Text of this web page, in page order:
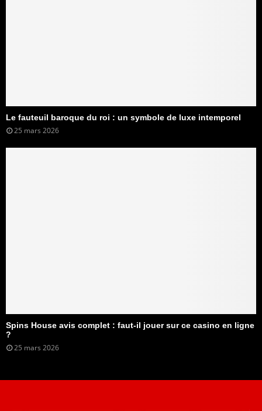
Le fauteuil baroque du roi : un symbole de luxe intemporel
25 mars 2026
Spins House avis complet : faut-il jouer sur ce casino en ligne
?
25 mars 2026